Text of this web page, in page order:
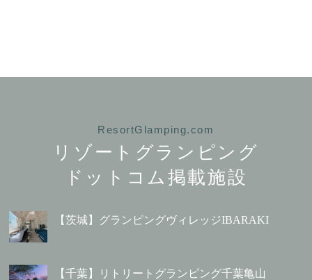
ResortGlamping.com
リゾートグランピング
ドットコム掲載施設
【茨城】グランピングヴィレッジIBARAKI
【千葉】リトリートグランピング千葉亀山